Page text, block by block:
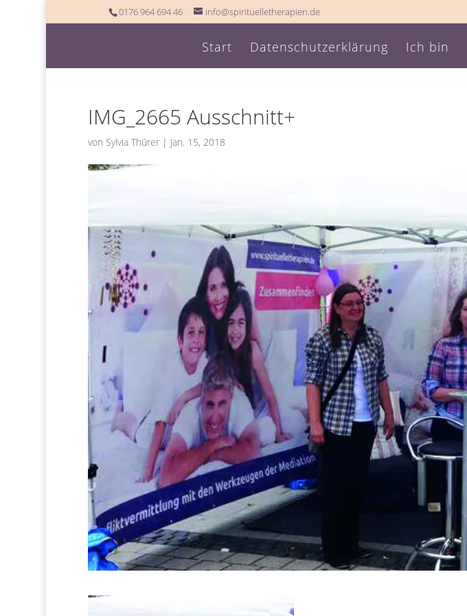
0176 964 694 46 info@spirituelletherapien.de
Start Datenschutzerklärung Ich bin
IMG_2665 Ausschnitt+
von Sylvia Thūrer| Jan. 15, 2018